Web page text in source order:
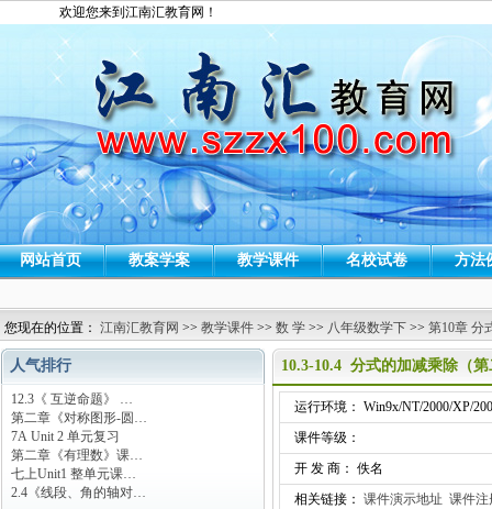
欢迎您来到江南汇教育网！
网站首页 教案学案 教学课件 名校试卷 方法
您现在的位置： 江南汇教育网 >> 教学课件 >> 数 学 >> 八年级数学下 >> 第10章 分
人气排行
12.3《 互逆命题》 …
第二章《对称图形-圆…
7A Unit 2 单元复习
第二章《有理数》课…
七上Unit1 整单元课…
2.4《线段、角的轴对…
10.3-10.4 分式的加减乘除（
运行环境： Win9x/NT/2000/XP/
课件等级：
开 发 商： 佚名
相关链接： 课件演示地址 课件注